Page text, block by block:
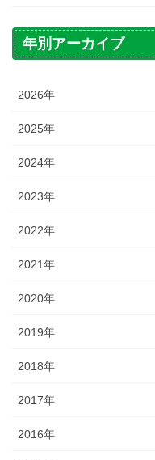
年別アーカイブ
2026年
2025年
2024年
2023年
2022年
2021年
2020年
2019年
2018年
2017年
2016年